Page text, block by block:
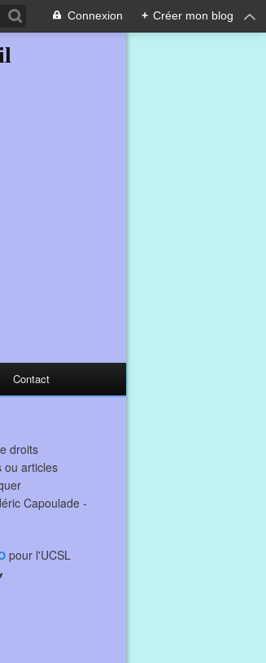
Connexion + Créer mon blog
Contact
droits
ou articles
Capoulade -
pour l'UCSL